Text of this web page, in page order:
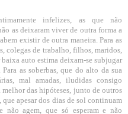
infelizes, as que não
as deixaram viver de outra forma a
existir de outra maneira. Para as
colegas de trabalho, filhos, maridos,
auto estima deixam-se subjugar
as soberbas, que do alto da sua
mal amadas, iludidas consigo
melhor das hipóteses, junto de outros
apesar dos dias de sol continuam
agem, que só esperam e não